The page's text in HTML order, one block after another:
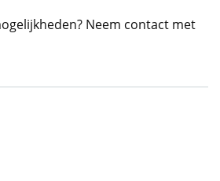
Neem contact met